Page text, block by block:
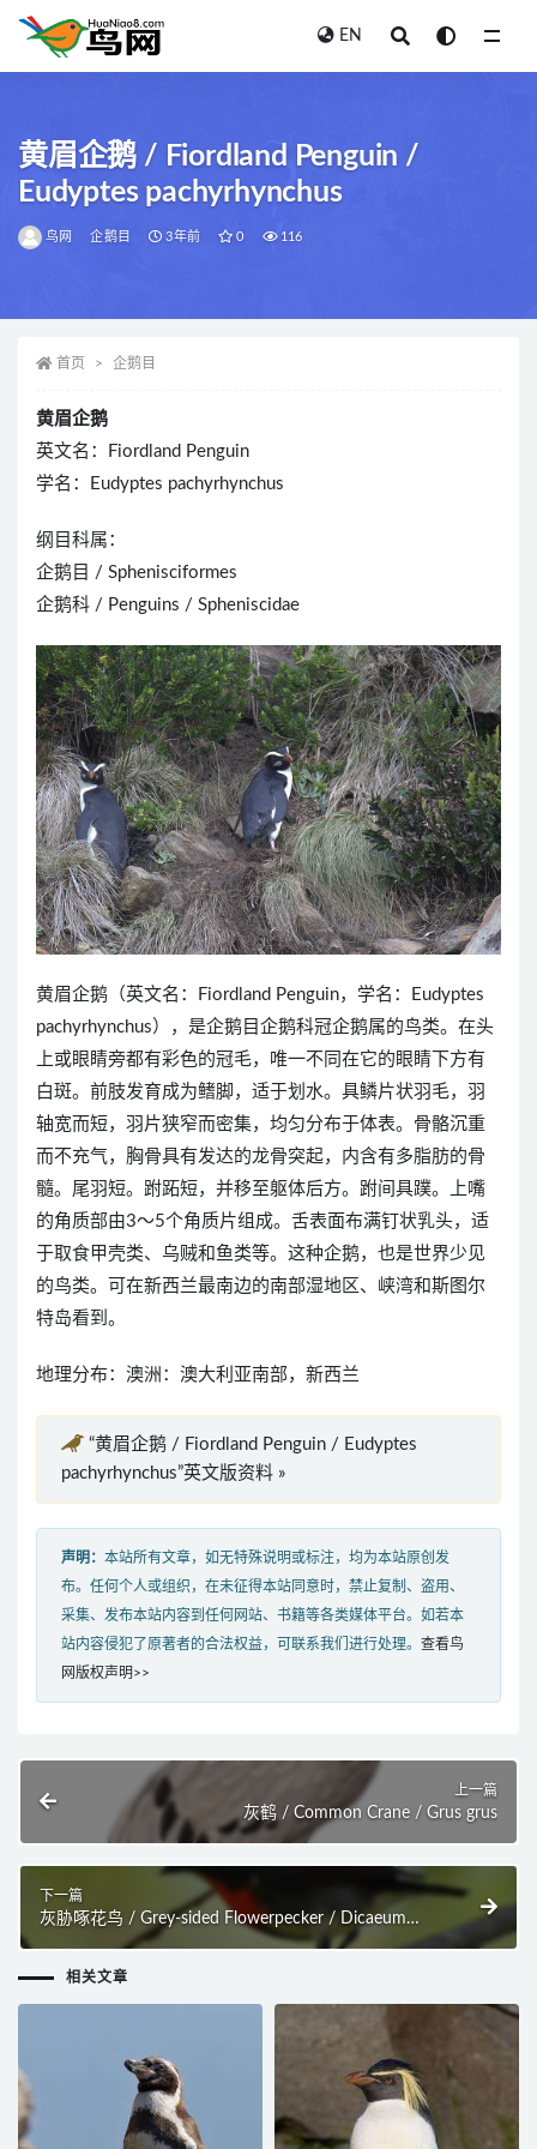
EN
黄眉企鹅 / Fiordland Penguin /
Eudyptes pachyrhynchus
鸟网 企鹅目 3年前 0 116
首页 企鹅目
黄眉企鹅
英文名：Fiordland Penguin
学名：Eudyptes pachyrhynchus
纲目科属：
企鹅目 / Sphenisciformes
企鹅科 / Penguins / Spheniscidae
黄眉企鹅（英文名：Fiordland Penguin，学名：Eudyptes
pachyrhynchus），是企鹅目企鹅科冠企鹅属的鸟类。在头
上或眼睛旁都有彩色的冠毛，唯一不同在它的眼睛下方有
白斑。前肢发育成为鳍脚，适于划水。具鳞片状羽毛，羽
轴宽而短，羽片狭窄而密集，均匀分布于体表。骨骼沉重
而不充气，胸骨具有发达的龙骨突起，内含有多脂肪的骨
髓。尾羽短。跗跖短，并移至躯体后方。跗间具蹼。上嘴
的角质部由3～5个角质片组成。舌表面布满钉状乳头，适
于取食甲壳类、乌贼和鱼类等。这种企鹅，也是世界少见
的鸟类。可在新西兰最南边的南部湿地区、峡湾和斯图尔
特岛看到。
地理分布：澳洲：澳大利亚南部，新西兰
“黄眉企鹅 / Fiordland Penguin / Eudyptes
pachyrhynchus”英文版资料 »
声明： 本站所有文章，如无特殊说明或标注，均为本站原创发
布。任何个人或组织，在未征得本站同意时，禁止复制、盗用、
采集、发布本站内容到任何网站、书籍等各类媒体平台。如若本
站内容侵犯了原著者的合法权益，可联系我们进行处理。 查看鸟
网版权声明>>
上一篇
灰鹤 / Common Crane / Grus grus
下一篇
灰胁啄花鸟 / Grey-sided Flowerpecker / Dicaeum
相关文章